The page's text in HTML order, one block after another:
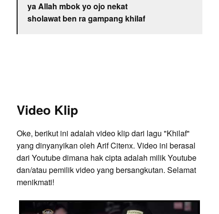
ya Allah mbok yo ojo nekat
sholawat ben ra gampang khilaf
Video Klip
Oke, berikut ini adalah video klip dari lagu "Khilaf"
yang dinyanyikan oleh Arif Citenx. Video ini berasal
dari Youtube dimana hak cipta adalah milik Youtube
dan/atau pemilik video yang bersangkutan. Selamat
menikmati!